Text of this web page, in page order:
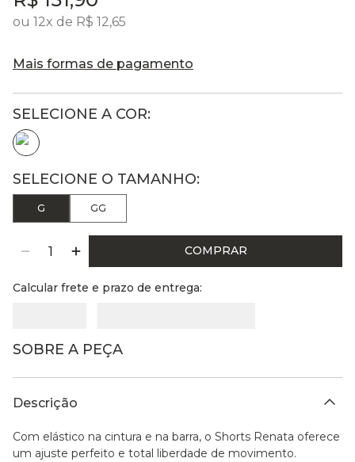
ou 12x de R$ 12,65
Mais formas de pagamento
G GG
COMPRAR
Calcular frete e prazo de entrega:
SOBRE A PEÇA
Descrição
Com elástico na cintura e na barra, o Shorts Renata oferece
um ajuste perfeito e total liberdade de movimento.